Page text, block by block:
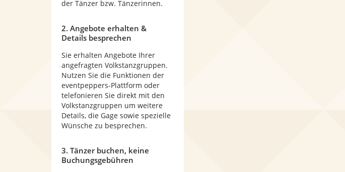
der Tänzer bzw. Tänzerinnen.
2. Angebote erhalten &
Details besprechen
Sie erhalten Angebote Ihrer
angefragten Volkstanzgruppen.
Nutzen Sie die Funktionen der
eventpeppers-Plattform oder
telefonieren Sie direkt mit den
Volkstanzgruppen um weitere
Details, die Gage sowie spezielle
Wünsche zu besprechen.
3. Tänzer buchen, keine
Buchungsgebühren